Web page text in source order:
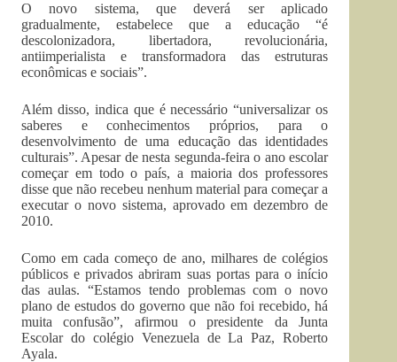
O novo sistema, que deverá ser aplicado
gradualmente, estabelece que a educação “é
descolonizadora, libertadora, revolucionária,
antiimperialista e transformadora das estruturas
econômicas e sociais”.
Além disso, indica que é necessário “universalizar os
saberes e conhecimentos próprios, para o
desenvolvimento de uma educação das identidades
culturais”. Apesar de nesta segunda-feira o ano escolar
começar em todo o país, a maioria dos professores
disse que não recebeu nenhum material para começar a
executar o novo sistema, aprovado em dezembro de
2010.
Como em cada começo de ano, milhares de colégios
públicos e privados abriram suas portas para o início
das aulas. “Estamos tendo problemas com o novo
plano de estudos do governo que não foi recebido, há
muita confusão”, afirmou o presidente da Junta
Escolar do colégio Venezuela de La Paz, Roberto
Ayala.